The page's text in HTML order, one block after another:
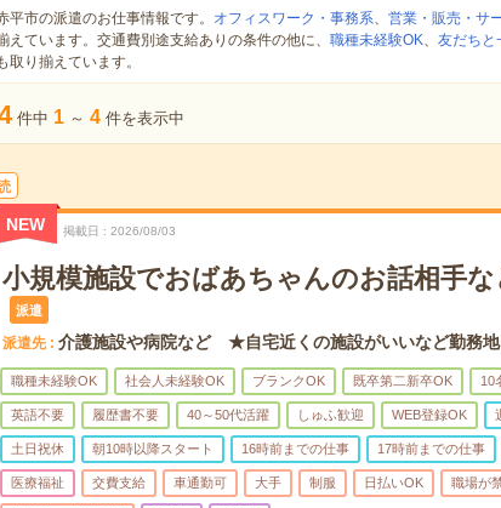
平市の派遣のお仕事情報です。 オフィスワーク・事務系、 営業・販売・サ
えています。交通費別途支給ありの条件の他に、 職種未経験OK、 友だちと
取り揃えています。
件中 1 ～ 4 件を表示中
NEW 掲載日 2026/08/03
小規模施設でおばあちゃんのお話相手
派遣
派遣先 介護施設や病院など ★自宅近くの施設がいいなど勤務地
職種未経験OK 社会人未経験OK ブランクOK 既卒第二新卒OK 10
英語不要 履歴書不要 40～50代活躍 しゅふ歓迎 WEB登録OK
土日祝休 朝10時以降スタート 16時前までの仕事 17時前までの仕事
医療福祉 交費支給 車通勤可 大手 制服 日払いOK 職場が